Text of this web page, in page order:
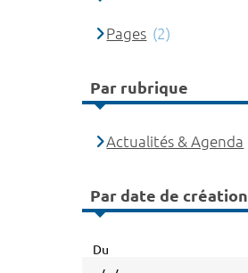
Pages (2)
Par rubrique
Actualités & Agenda
Par date de création
Du